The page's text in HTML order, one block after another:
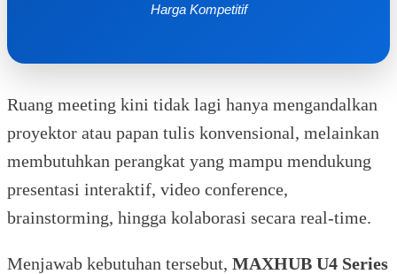
Harga Kompetitif
Ruang meeting kini tidak lagi hanya mengandalkan
proyektor atau papan tulis konvensional, melainkan
membutuhkan perangkat yang mampu mendukung
presentasi interaktif, video conference,
brainstorming, hingga kolaborasi secara real-time.
Menjawab kebutuhan tersebut, MAXHUB U4 Series